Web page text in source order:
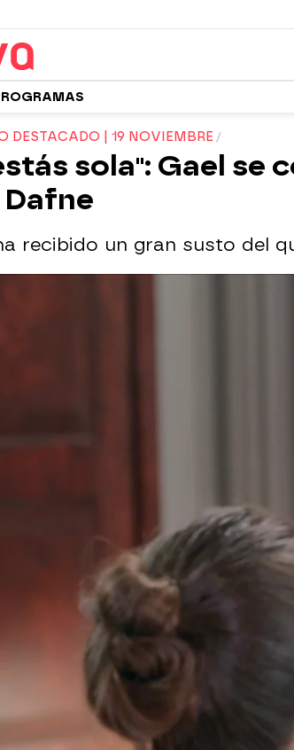
DESTACADO | 19 NOVIEMBRE
sola": Gael
recibido un gran susto del
19 de noviembre de 2021, 18:33
le ha pedido al hombre de
le acerque a la empresa de Gael,
en el trayecto han preocupado a
de sus hijos esté en peligro
, por
cuanto antes.